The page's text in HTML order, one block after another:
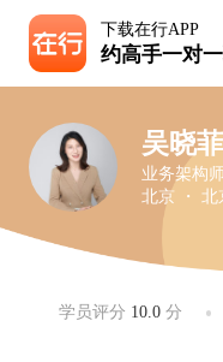
下载在行APP
约高手一对
吴晓菲
业务架构
北京 ・ 北
学员评分 10.0 分